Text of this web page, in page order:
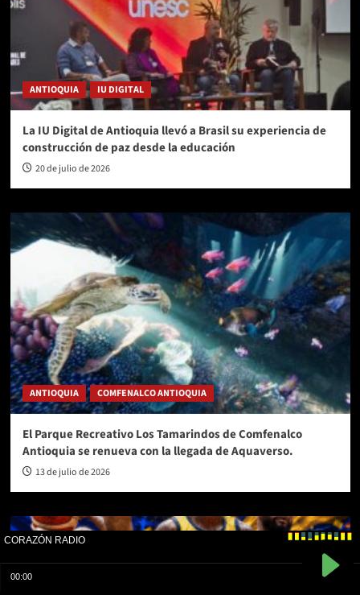
ANTIOQUIA IU DIGITAL
La IU Digital de Antioquia llevó a Brasil su experiencia de
construcción de paz desde la educación
20 de julio de 2026
ANTIOQUIA COMFENALCO ANTIOQUIA
El Parque Recreativo Los Tamarindos de Comfenalco
Antioquia se renueva con la llegada de Aquaverso.
13 de julio de 2026